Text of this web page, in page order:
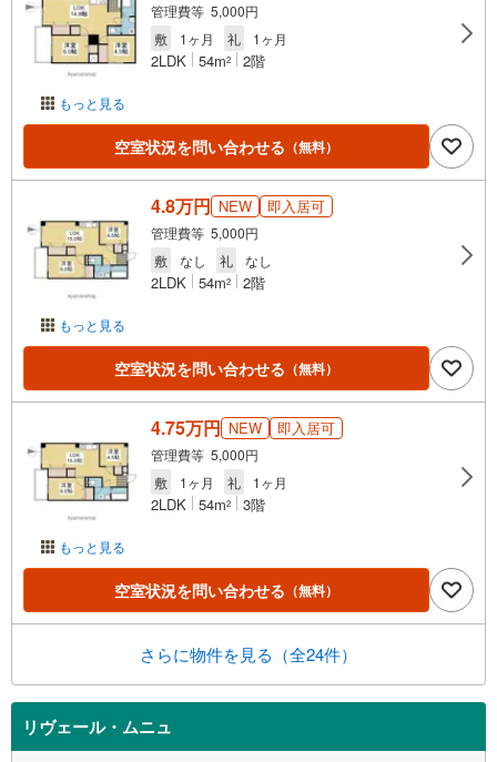
もっと見る
管理費等 5,000円
敷
1ヶ月 礼 1ヶ月
2LDK 54m2 2階
空室状況を問い合わせる （無料）
もっと見る
4.8万円 NEW 即入居可
管理費等 5,000円
敷
なし 礼 なし
2LDK 54m2 2階
空室状況を問い合わせる （無料）
もっと見る
4.75万円 NEW 即入居可
管理費等 5,000円
敷
1ヶ月 礼 1ヶ月
2LDK 54m2 3階
空室状況を問い合わせる （無料）
さらに物件を見る（全24件）
リヴェール・ムニュ